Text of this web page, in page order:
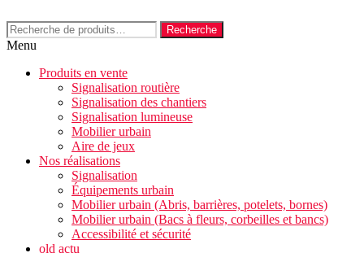
au
contenu
Recherche
pour :
Recherche
Menu
Produits en vente
Signalisation routière
Signalisation des chantiers
Signalisation lumineuse
Mobilier urbain
Aire de jeux
Nos réalisations
Signalisation
Équipements urbain
Mobilier urbain (Abris, barrières, potelets, bornes)
Mobilier urbain (Bacs à fleurs, corbeilles et bancs)
Accessibilité et sécurité
old actu